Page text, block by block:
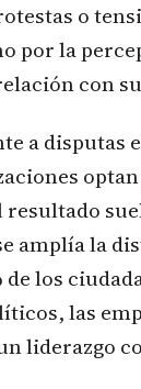
o
por la
con
a
amplía la
de los
las
liderazgo